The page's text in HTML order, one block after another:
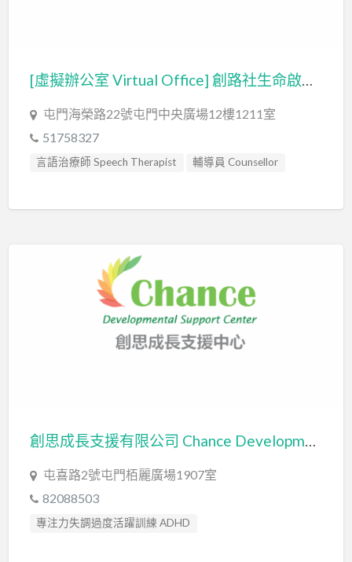
[虛擬辦公室 Virtual Office] 創路社生命啟航有限公司 HORIZONS LIFE CONSULTANT LIMITED
屯門海榮路22號​屯門中央廣場12樓1211室
51758327
言語治療師 Speech Therapist 輔導員 Counsellor
創思成長支援有限公司 Chance Developmental Support Company Limited
屯喜路2號屯門栢麗廣場1907室
82088503
專注力失調過度活躍訓練 ADHD